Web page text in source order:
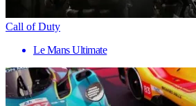
Call of Duty
Le Mans Ultimate